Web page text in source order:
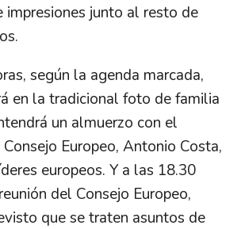
impresiones junto al resto de
según la agenda marcada,
en la tradicional foto de familia
un almuerzo con el
Europeo, Antonio Costa,
europeos. Y a las 18.30
del Consejo Europeo,
que se traten asuntos de